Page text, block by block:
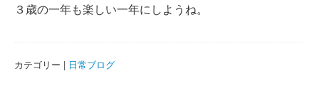
３歳の一年も楽しい一年にしようね。
カテゴリー | 日常ブログ